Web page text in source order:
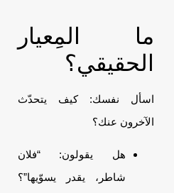
ما المِعيار
الحقيقي؟
اسأل نفسك: كيف يتحدّث
الآخرون عنك؟
هل يقولون: “فلان
شاطر، يقدر يسوّيها”؟